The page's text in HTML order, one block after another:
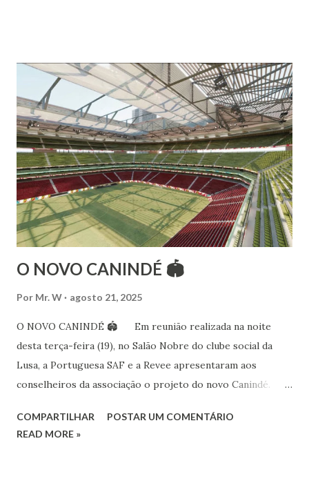
Esteve na Índia aprofundando seus estudos neste estilo
além de partir para pesquisa e vivência das danças
folclóricas do Rajastão (Kalbelia, Banjara, Ghoomar, Chair).
Bailarina profissional e professora de dança. Dedica-se há
15 anos ao estudo e pesquisa de danças étnicas, em especial
às danças ciganas, árabes e indianas. Iniciou seus estudos de
dança aos 4 anos de idade (em 1982) no balé clássico,
passando por diversas atividades co...
O NOVO CANINDÉ 🏟
Por Mr. W agosto 21, 2025
O NOVO CANINDÉ 🏟 Em reunião realizada na noite
desta terça-feira (19), no Salão Nobre do clube social da
Lusa, a Portuguesa SAF e a Revee apresentaram aos
conselheiros da associação o projeto do novo Canindé.
complexo, que englobará clube social, edifício garagem
COMPARTILHAR
POSTAR UM COMENTÁRIO
READ MORE »